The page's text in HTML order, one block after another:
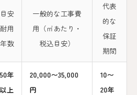
目安
耐用
年数
一般的な工事費
用（㎡あたり・
税込目安）
代表
的な
保証
期間
50年
以上
20,000〜35,000
円
10〜
20年